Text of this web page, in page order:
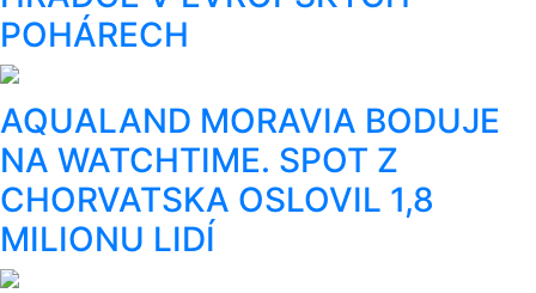
POHÁRECH
AQUALAND MORAVIA BODUJE
NA WATCHTIME. SPOT Z
CHORVATSKA OSLOVIL 1,8
MILIONU LIDÍ